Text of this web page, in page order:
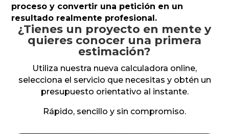
proceso y convertir una petición en un
resultado realmente profesional.
¿Tienes un proyecto en mente y
quieres conocer una primera
estimación?
Utiliza nuestra nueva calculadora online,
selecciona el servicio que necesitas y obtén un
presupuesto orientativo al instante.
Rápido, sencillo y sin compromiso.